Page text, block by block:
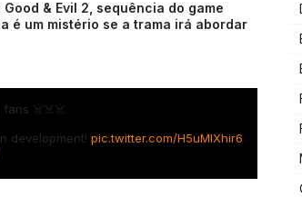
& Evil 2, sequência do game
é um mistério se a trama irá abordar
fans ☠️☠️☠️
development! pic.twitter.com/H5uMIXhir6